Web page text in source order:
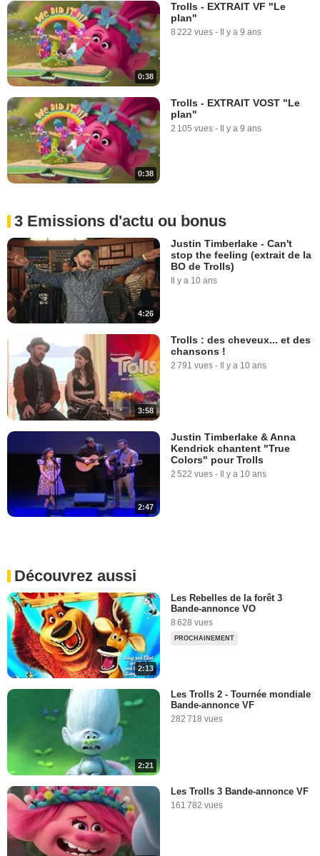
0:38
Trolls - EXTRAIT VF "Le
plan"
8 222 vues - Il y a 9 ans
0:38
Trolls - EXTRAIT VOST "Le
plan"
2 105 vues - Il y a 9 ans
3 Emissions d'actu ou bonus
4:26
Justin Timberlake - Can't
stop the feeling (extrait de la
BO de Trolls)
Il y a 10 ans
3:58
Trolls : des cheveux... et des
chansons !
2 791 vues - Il y a 10 ans
2:47
Justin Timberlake & Anna
Kendrick chantent "True
Colors" pour Trolls
2 522 vues - Il y a 10 ans
Découvrez aussi
2:13
Les Rebelles de la forêt 3
Bande-annonce VO
8 628 vues
PROCHAINEMENT
2:21
Les Trolls 2 - Tournée mondiale
Bande-annonce VF
282 718 vues
Les Trolls 3 Bande-annonce VF
161 782 vues